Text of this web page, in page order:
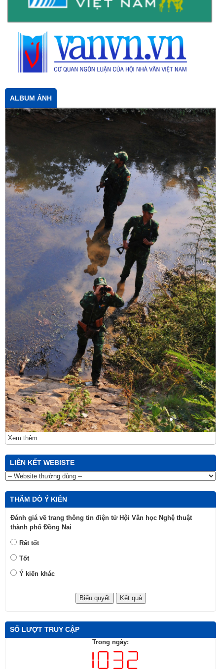
ALBUM ẢNH
Xem thêm
LIÊN KẾT WEBISTE
THĂM DÒ Ý KIẾN
Đánh giá về trang thông tin điện tử Hội Văn học Nghệ thuật
thành phố Đồng Nai
Rất tốt
Tốt
Ý kiến khác
SỐ LƯỢT TRUY CẬP
Trong ngày: